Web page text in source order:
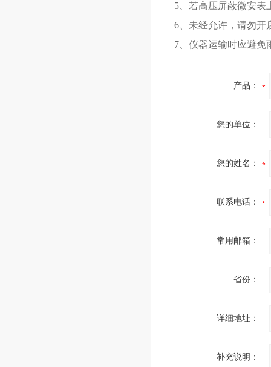
5、若高压屏蔽微安
6、未经允许，请勿开
7、仪器运输时应避免
产品：
您的单位：
您的姓名：
联系电话：
常用邮箱：
省份：
详细地址：
补充说明：